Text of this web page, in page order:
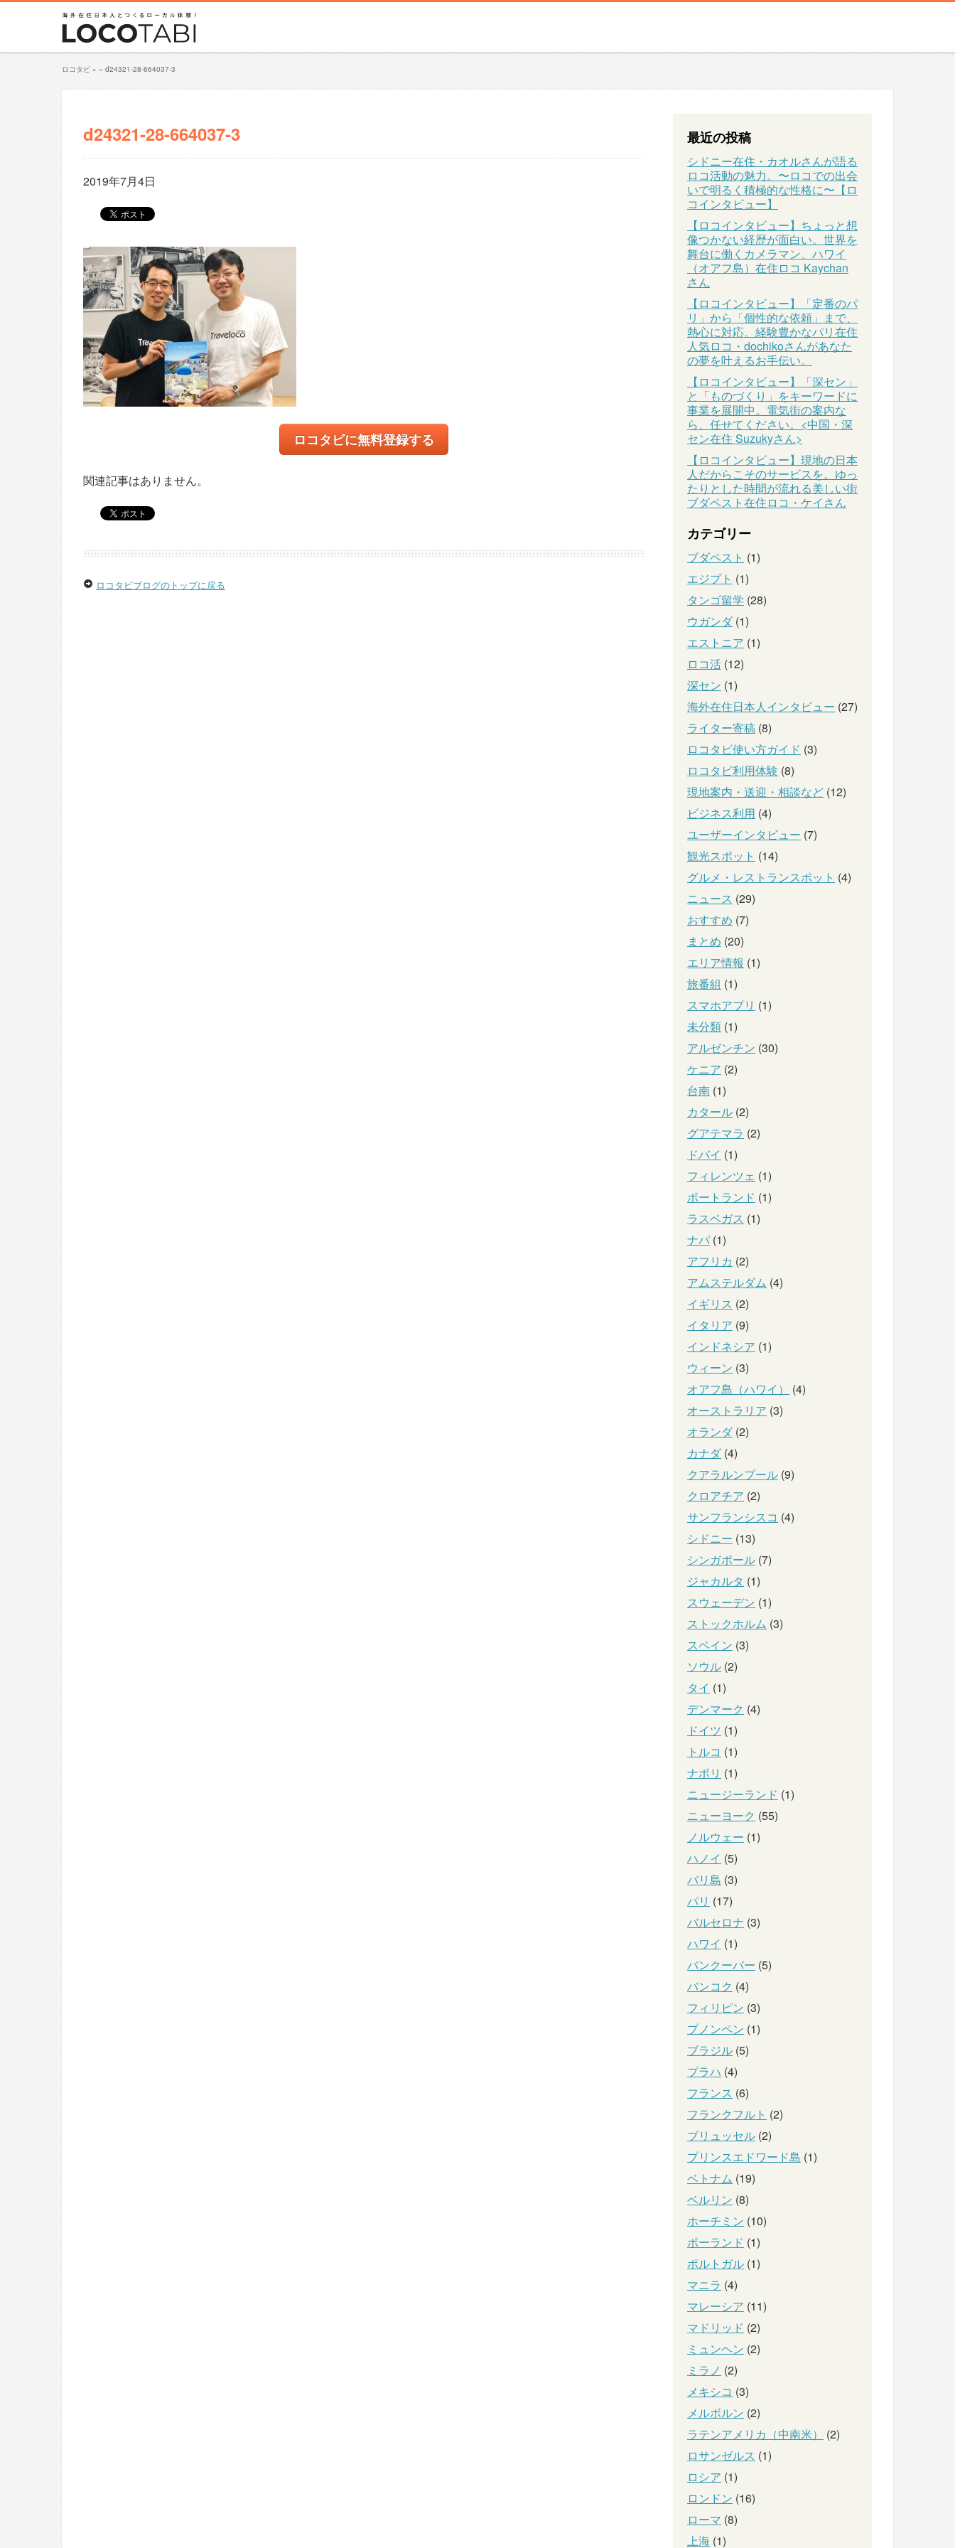
ロコタビ » » d24321-28-664037-3
d24321-28-664037-3
2019年7月4日
ロコタビに無料登録する
関連記事はありません。
ロコタビブログのトップに戻る
最近の投稿
シドニー在住・カオルさんが語る
ロコ活動の魅力。〜ロコでの出会
いで明るく積極的な性格に〜【ロ
コインタビュー】
【ロコインタビュー】ちょっと想
像つかない経歴が面白い。世界を
舞台に働くカメラマン、ハワイ
（オアフ島）在住ロコ Kaychan
さん
【ロコインタビュー】「定番のパ
リ」から「個性的な依頼」まで、
熱心に対応。経験豊かなパリ在住
人気ロコ・dochikoさんがあなた
の夢を叶えるお手伝い。
【ロコインタビュー】「深セン」
と「ものづくり」をキーワードに
事業を展開中。電気街の案内な
ら、任せてください。<中国・深
セン在住 Suzukyさん>
【ロコインタビュー】現地の日本
人だからこそのサービスを。ゆっ
たりとした時間が流れる美しい街
ブダペスト在住ロコ・ケイさん
カテゴリー
ブダペスト (1)
エジプト (1)
タンゴ留学 (28)
ウガンダ(1)
エストニア (1)
ロコ活 (12)
深セン (1)
海外在住日本人インタビュー (27)
ライター寄稿 (8)
ロコタビ使い方ガイド (3)
ロコタビ利用体験 (8)
現地案内・送迎・相談など (12)
ビジネス利用 (4)
ユーザーインタビュー (7)
観光スポット (14)
グルメ・レストランスポット (4)
ニュース (29)
おすすめ (7)
まとめ (20)
エリア情報 (1)
旅番組 (1)
スマホアプリ (1)
未分類 (1)
アルゼンチン (30)
ケニア (2)
台南 (1)
カタール (2)
グアテマラ (2)
ドバイ (1)
フィレンツェ (1)
ポートランド (1)
ラスベガス (1)
ナパ (1)
アフリカ (2)
アムステルダム (4)
イギリス (2)
イタリア (9)
インドネシア (1)
ウィーン (3)
オアフ島（ハワイ）
(4)
オーストラリア (3)
オランダ(2)
カナダ(4)
クアラルンプール (9)
クロアチア (2)
サンフランシスコ (4)
シドニー (13)
シンガポール (7)
ジャカルタ (1)
スウェーデン (1)
ストックホルム (3)
スペイン (3)
ソウル (2)
タイ (1)
デンマーク (4)
ドイツ (1)
トルコ (1)
ナポリ (1)
ニュージーランド (1)
ニューヨーク (55)
ノルウェー (1)
ハノイ (5)
バリ島 (3)
パリ (17)
バルセロナ (3)
ハワイ (1)
バンクーバー (5)
バンコク (4)
フィリピン (3)
プノンペン (1)
ブラジル (5)
プラハ (4)
フランス (6)
フランクフルト (2)
ブリュッセル (2)
プリンスエドワード島 (1)
ベトナム (19)
ベルリン (8)
ホーチミン (10)
ポーランド (1)
ポルトガル (1)
マニラ (4)
マレーシア (11)
マドリッド (2)
ミュンヘン (2)
ミラノ (2)
メキシコ (3)
メルボルン (2)
ラテンアメリカ（中南米）
(2)
ロサンゼルス (1)
ロシア (1)
ロンドン (16)
ローマ (8)
上海 (1)